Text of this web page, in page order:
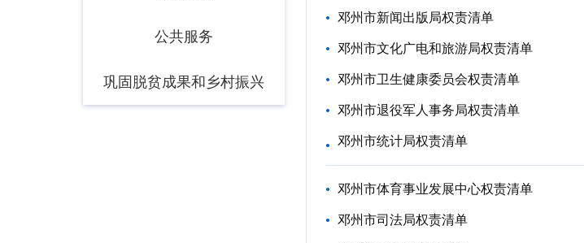
公共服务
巩固脱贫成果和乡村振兴
邓州市新闻出版局权责清单
邓州市文化广电和旅游局权责清单
邓州市卫生健康委员会权责清单
邓州市退役军人事务局权责清单
邓州市统计局权责清单
邓州市体育事业发展中心权责清单
邓州市司法局权责清单